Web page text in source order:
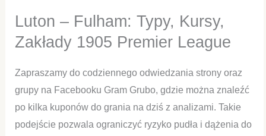
Luton – Fulham: Typy, Kursy,
Zakłady 1905 Premier League
Zapraszamy do codziennego odwiedzania strony oraz
grupy na Facebooku Gram Grubo, gdzie można znaleźć
po kilka kuponów do grania na dziś z analizami. Takie
podejście pozwala ograniczyć ryzyko pudła i dążenia do